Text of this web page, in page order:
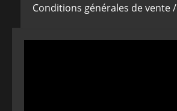
Conditions générales de vente /